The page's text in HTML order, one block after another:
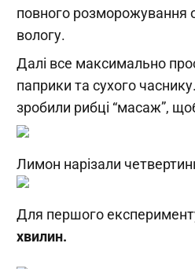
повного розморожування
вологу.
Далі все максимально
паприки та сухого
зробили рибці “масаж”,
Лимон нарізали
Для першого
хвилин.